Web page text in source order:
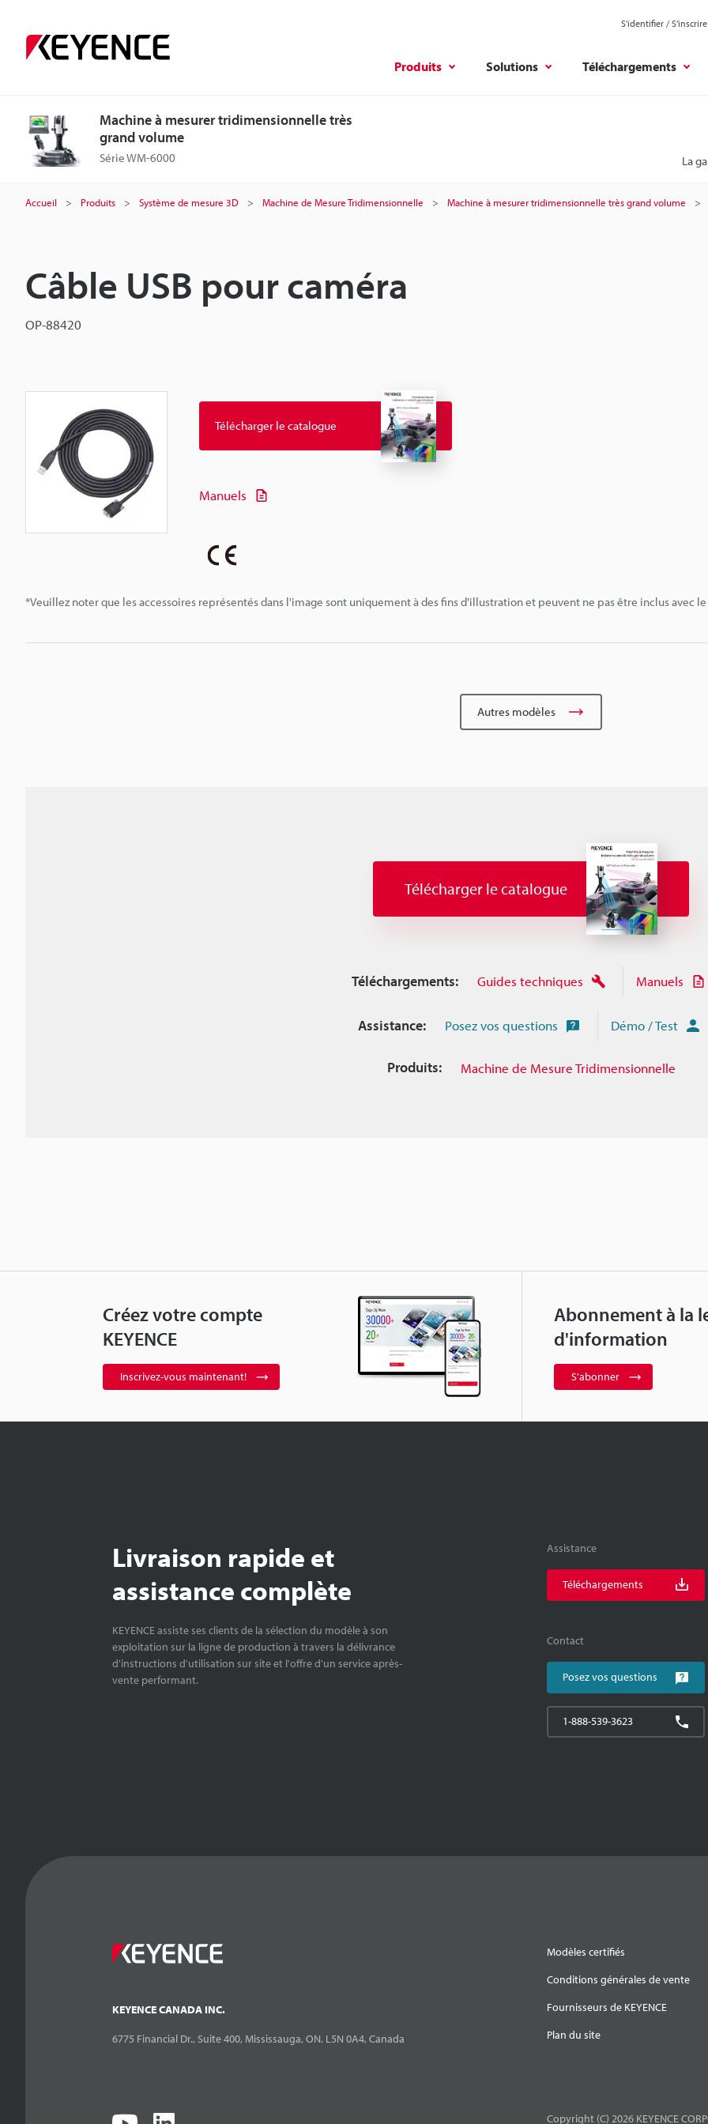
S'identifier / S’inscrire
Produits Solutions Téléchargements
Machine à mesurer tridimensionnelle très
grand volume
Série WM-6000 La
Accueil Produits Système de mesure 3D Machine de Mesure Tridimensionnelle Machine à mesurer tridimensionnelle très grand volume
Câble USB pour caméra
OP-88420
*Veuillez noter que les accessoires représentés dans l'image sont uniquement à des fins d'illustration et peuvent ne pas être inclus avec
Télécharger le catalogue
Manuels
Autres modèles
Télécharger le catalogue
Téléchargements: Guides techniques Manuels
Assistance: Posez vos questions Démo / Test
Produits: Machine de Mesure Tridimensionnelle
Créez votre compte
KEYENCE
Inscrivez-vous maintenant!
Abonnement à la
d'information
S'abonner
Livraison rapide et
assistance complète
KEYENCE assiste ses clients de la sélection du modèle à son
exploitation sur la ligne de production à travers la délivrance
d'instructions d'utilisation sur site et l'offre d'un service après-
vente performant.
Assistance
Téléchargements
Contact
Posez vos questions
1-888-539-3623
KEYENCE CANADA INC.
6775 Financial Dr., Suite 400, Mississauga, ON. L5N 0A4, Canada
Modèles certifiés
Conditions générales de vente
Fournisseurs de KEYENCE
Plan du site
Copyright (C) 2026 KEYENCE